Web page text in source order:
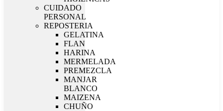
CUIDADO
PERSONAL
REPOSTERIA
GELATINA
FLAN
HARINA
MERMELADA
PREMEZCLA
MANJAR
BLANCO
MAIZENA
CHUÑO